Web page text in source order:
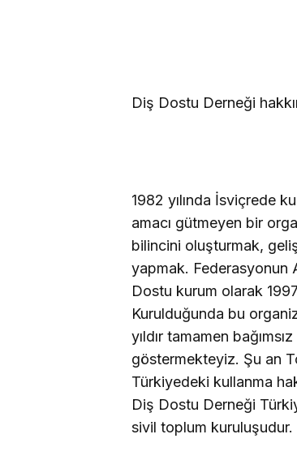
Diş Dostu Derneği
1982 yılında İsviçrede
amacı gütmeyen bir
bilincini oluşturmak,
yapmak. Federasyonun
Dostu kurum olarak
Kurulduğunda bu
yıldır tamamen
göstermekteyiz. Şu an
Türkiyedeki kullanma
Diş Dostu Derneği
sivil toplum kuruluşudur.